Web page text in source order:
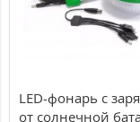
LED-фонарь с
от солнечной